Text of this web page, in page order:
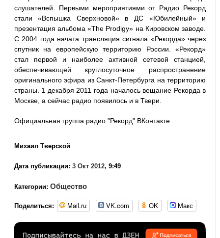
слушателей. Первыми мероприятиями от Радио Рекорд
стали «Вспышка Сверхновой» в ДС «Юбилейный» и
презентация альбома «The Prodigy» на Кировском заводе.
С 2004 года начата трансляция сигнала «Рекорда» через
спутник на европейскую территорию России. «Рекорд»
стал первой и наиболее активной сетевой станцией,
обеспечивающей круглосуточное распространение
оригинального эфира из Санкт-Петербурга на территорию
страны. 1 декабря 2011 года началось вещание Рекорда в
Москве, а сейчас радио появилось и в Твери.
Официальная группа радио "Рекорд" ВКонтакте
Михаил Тверской
Дата публикации: 3 Окт 2012, 9:49
Категории: Общество
Поделиться: Mail.ru VK.com OK Макс